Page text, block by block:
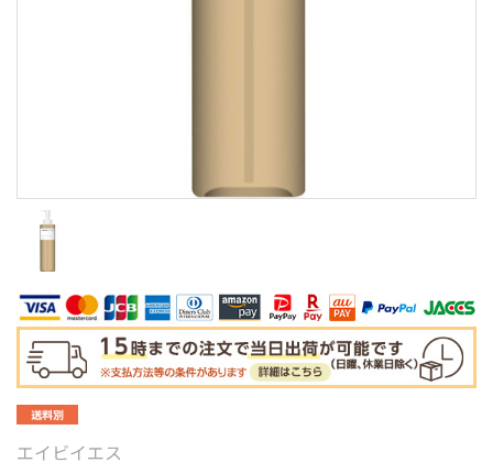
エイビイエス